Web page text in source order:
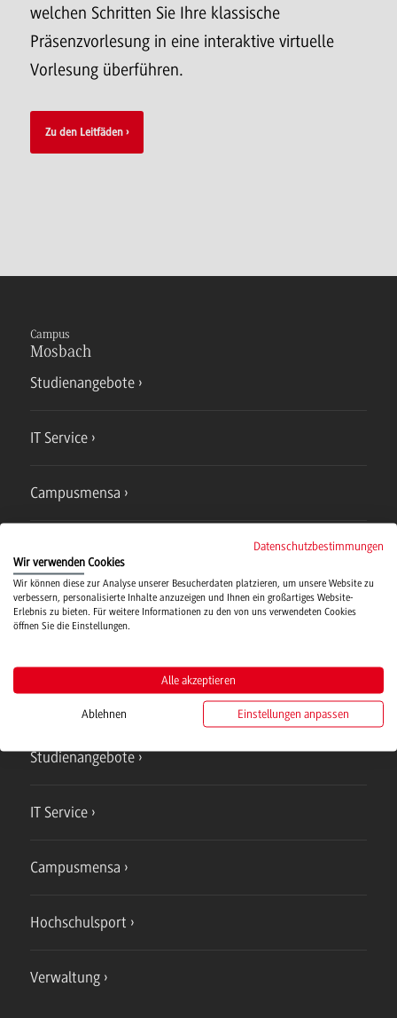
welchen Schritten Sie Ihre klassische
Präsenzvorlesung in eine interaktive virtuelle
Vorlesung überführen.
​​​​​​​Zu den Leitfäden
Campus
Mosbach
Studienangebote
IT Service
Campusmensa
Verwaltung
Studienangebote
IT Service
Campusmensa
Hochschulsport
Verwaltung
Datenschutzbestimmungen
Wir verwenden Cookies
Wir können diese zur Analyse unserer Besucherdaten platzieren, um unsere Website zu
verbessern, personalisierte Inhalte anzuzeigen und Ihnen ein großartiges Website-
Erlebnis zu bieten. Für weitere Informationen zu den von uns verwendeten Cookies
öffnen Sie die Einstellungen.
Alle akzeptieren
Ablehnen Einstellungen anpassen